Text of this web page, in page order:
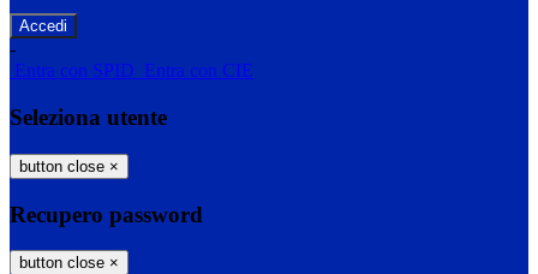
-
Entra con SPID Entra con CIE
Seleziona utente
button close ×
Recupero password
button close ×